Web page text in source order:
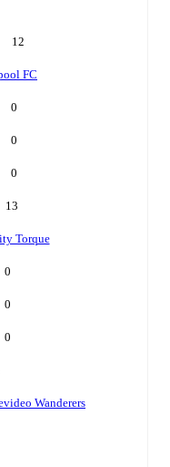
12
FC
0
0
0
13
Torque
0
0
0
Wanderers